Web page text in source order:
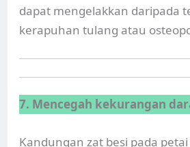
dapat mengelakkan daripada
kerapuhan tulang atau
7. Mencegah kekurangan
Kandungan zat besi pada